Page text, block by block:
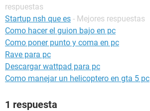
respuestas
Startup nsh que es - Mejores respuestas
Como hacer el guion bajo en pc
Como poner punto y coma en pc
Rave para pc
Descargar wattpad para pc
Como manejar un helicoptero en gta 5 pc
1 respuesta